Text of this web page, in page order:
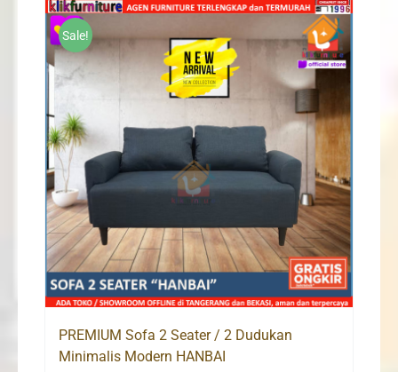
Rp4,300,000. Rp3,380,000.
Sale!
PREMIUM Sofa 2 Seater / 2 Dudukan
Minimalis Modern HANBAI